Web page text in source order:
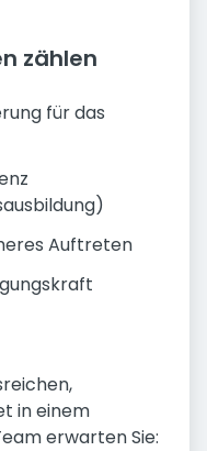
zählen
für das
Auftreten
in einem
erwarten Sie: